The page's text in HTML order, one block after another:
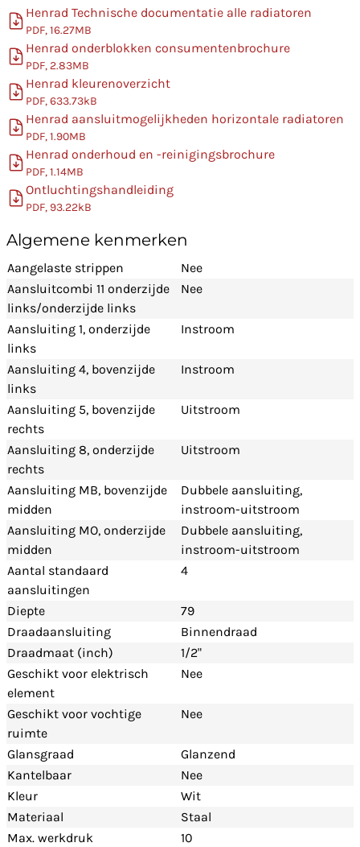
Henrad Technische documentatie alle radiatoren
PDF, 16.27MB
Henrad onderblokken consumentenbrochure
PDF, 2.83MB
Henrad kleurenoverzicht
PDF, 633.73kB
Henrad aansluitmogelijkheden horizontale radiatoren
PDF, 1.90MB
Henrad onderhoud en -reinigingsbrochure
PDF, 1.14MB
Ontluchtingshandleiding
PDF, 93.22kB
Algemene kenmerken
Aangelaste strippen
Nee
Aansluitcombi 11 onderzijde
links/onderzijde links
Nee
Aansluiting 1, onderzijde
links
Instroom
Aansluiting 4, bovenzijde
links
Instroom
Aansluiting 5, bovenzijde
rechts
Uitstroom
Aansluiting 8, onderzijde
rechts
Uitstroom
Aansluiting MB, bovenzijde
midden
Dubbele aansluiting,
instroom-uitstroom
Aansluiting MO, onderzijde
midden
Dubbele aansluiting,
instroom-uitstroom
Aantal standaard
aansluitingen
4
Diepte
79
Draadaansluiting
Binnendraad
Draadmaat (inch)
1/2"
Geschikt voor elektrisch
element
Nee
Geschikt voor vochtige
ruimte
Nee
Glansgraad
Glanzend
Kantelbaar
Nee
Kleur
Wit
Materiaal
Staal
Max. werkdruk
10